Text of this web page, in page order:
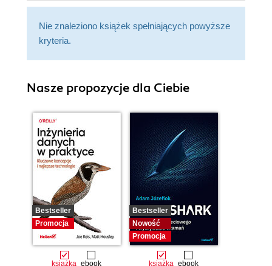
Nie znaleziono książek spełniających powyższe
kryteria.
Nasze propozycje dla Ciebie
Bestseller
Promocja
książka ebook
Bestseller
Nowość
Promocja
książka ebook